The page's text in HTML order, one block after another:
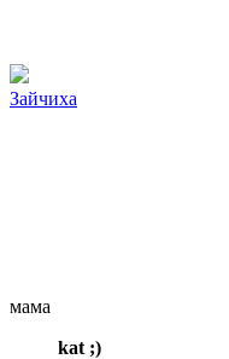
Зайчиха
мама
kat ;)